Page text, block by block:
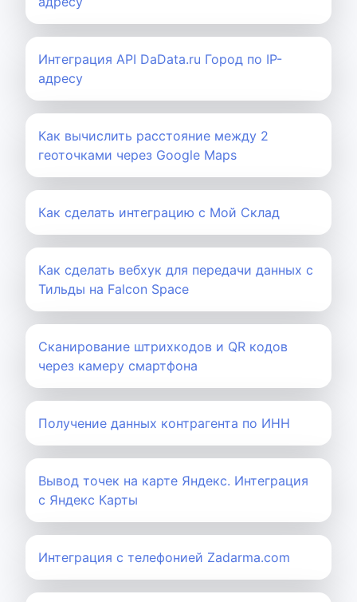
Интеграция API DaData.ru Город по IP-
адресу
Как вычислить расстояние между 2
геоточками через Google Maps
Как сделать интеграцию с Мой Склад
Как сделать вебхук для передачи данных с
Тильды на Falcon Space
Сканирование штрихкодов и QR кодов
через камеру смартфона
Получение данных контрагента по ИНН
Вывод точек на карте Яндекс. Интеграция
с Яндекс Карты
Интеграция с телефонией Zadarma.com